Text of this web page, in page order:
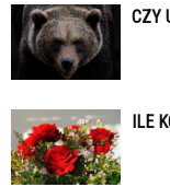
CZY
ILE